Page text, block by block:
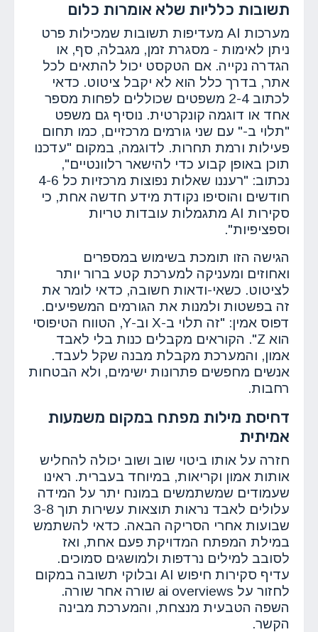
תשובות כלליות שלא אומרות כלום
מערכות AI מעדיפות תשובות שמכילות פרט
ניתן לאימות - מסגרת זמן, מגבלה, סף, או
הגדרה נקייה. אם הטקסט יכול להתאים לכל
אתר, בדרך כלל הוא לא יקבל ציטוט. כדאי
לכתוב 2-4 משפטים שכוללים לפחות מספר
אחד או דוגמה קונקרטית. נוסיף גם משפט
"תלוי ב-" עם שני גורמים מרכזיים, כמו תחום
פעילות ורמת תחרות. לדוגמה, במקום "עדכנו
תוכן באופן קבוע כדי להישאר רלוונטיים",
נכתוב: "רעננו שאלות נפוצות מרכזיות כל 4-6
חודשים והוסיפו נקודת מידע חדשה אחת, כי
סקירות AI מתגמלות עובדות טריות
וספציפיות".
הגישה הזו תומכת בשימוש במספרים
ואחוזים ומעניקה למערכת קטע ברור יותר
לציטוט. כשאי-ודאות חשובה, כדאי לומר את
זה בפשטות ולמנות את הגורמים המשפיעים.
דפוס אמין: "זה תלוי ב-X וב-Y, הטווח הטיפוסי
הוא Z". הקוראים מקבלים כנות בלי לאבד
אמון, והמערכת מקבלת מבנה שקל לעבד.
אנשים מחפשים פתרונות ישימים, ולא הבטחות
רחבות.
דחיסת מילות מפתח במקום משמעות
אמיתית
חזרה על אותו ביטוי שוב ושוב יכולה להחליש
אותות אמון וקריאות, במיוחד בעברית. ראינו
שעמודים שמשתמשים במונח יתר על המידה
עלולים לאבד נראות תוצאות עשירות תוך 3-8
שבועות אחרי הסריקה הבאה. כדאי להשתמש
במילת המפתח המדויקת פעם אחת, ואז
לסובב למילים נרדפות ולמושגים סמוכים.
עדיף סקירות חיפוש AI ובלוקי תשובה במקום
לחזור על ai overviews שורה אחר שורה.
השפה הטבעית מנצחת, והמערכת מבינה
הקשר.